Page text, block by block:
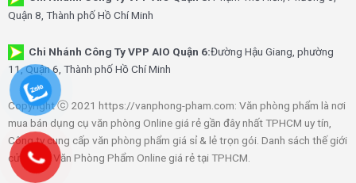
Quận 8, Thành phố Hồ Chí Minh
Chi Nhánh Công Ty VPP AIO Quận 6:Đường Hậu Giang, phường
11, Quận 6, Thành phố Hồ Chí Minh
Copyright ⓒ 2021 https://vanphong-pham.com: Văn phòng phẩm là nơi
mua bán dụng cụ văn phòng Online giá rẻ gần đây nhất TPHCM uy tín,
Công ty cung cấp văn phòng phẩm giá sỉ & lẻ trọn gói. Danh sách thế giới
cửa hàng Văn Phòng Phẩm Online giá rẻ tại TPHCM.